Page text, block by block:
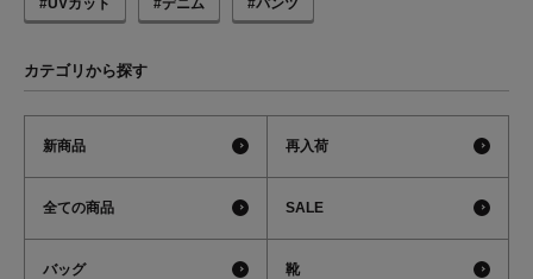
#UVカット #デニム #パンツ
カテゴリから探す
新商品 再入荷
全ての商品 SALE
バッグ 靴